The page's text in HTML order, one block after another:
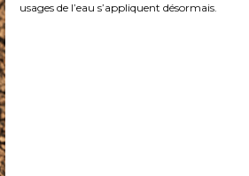
usages de l’eau s’appliquent désormais.